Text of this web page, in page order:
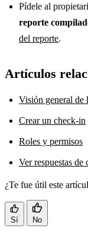
Pídele al
reporte
del reporte.
Artículos
Visión general de
Crear un check-in
Roles y permisos
Ver respuestas de
¿Te fue útil este
Sí No